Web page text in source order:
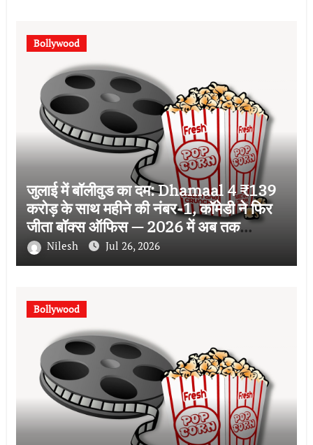
Bollywood
जुलाई में बॉलीवुड का दम: Dhamaal 4 ₹139
करोड़ के साथ महीने की नंबर-1, कॉमेडी ने फिर
जीता बॉक्स ऑफिस — 2026 में अब तक
₹2,640 करोड़ का कलेक्शन
Nilesh Jul 26, 2026
Bollywood